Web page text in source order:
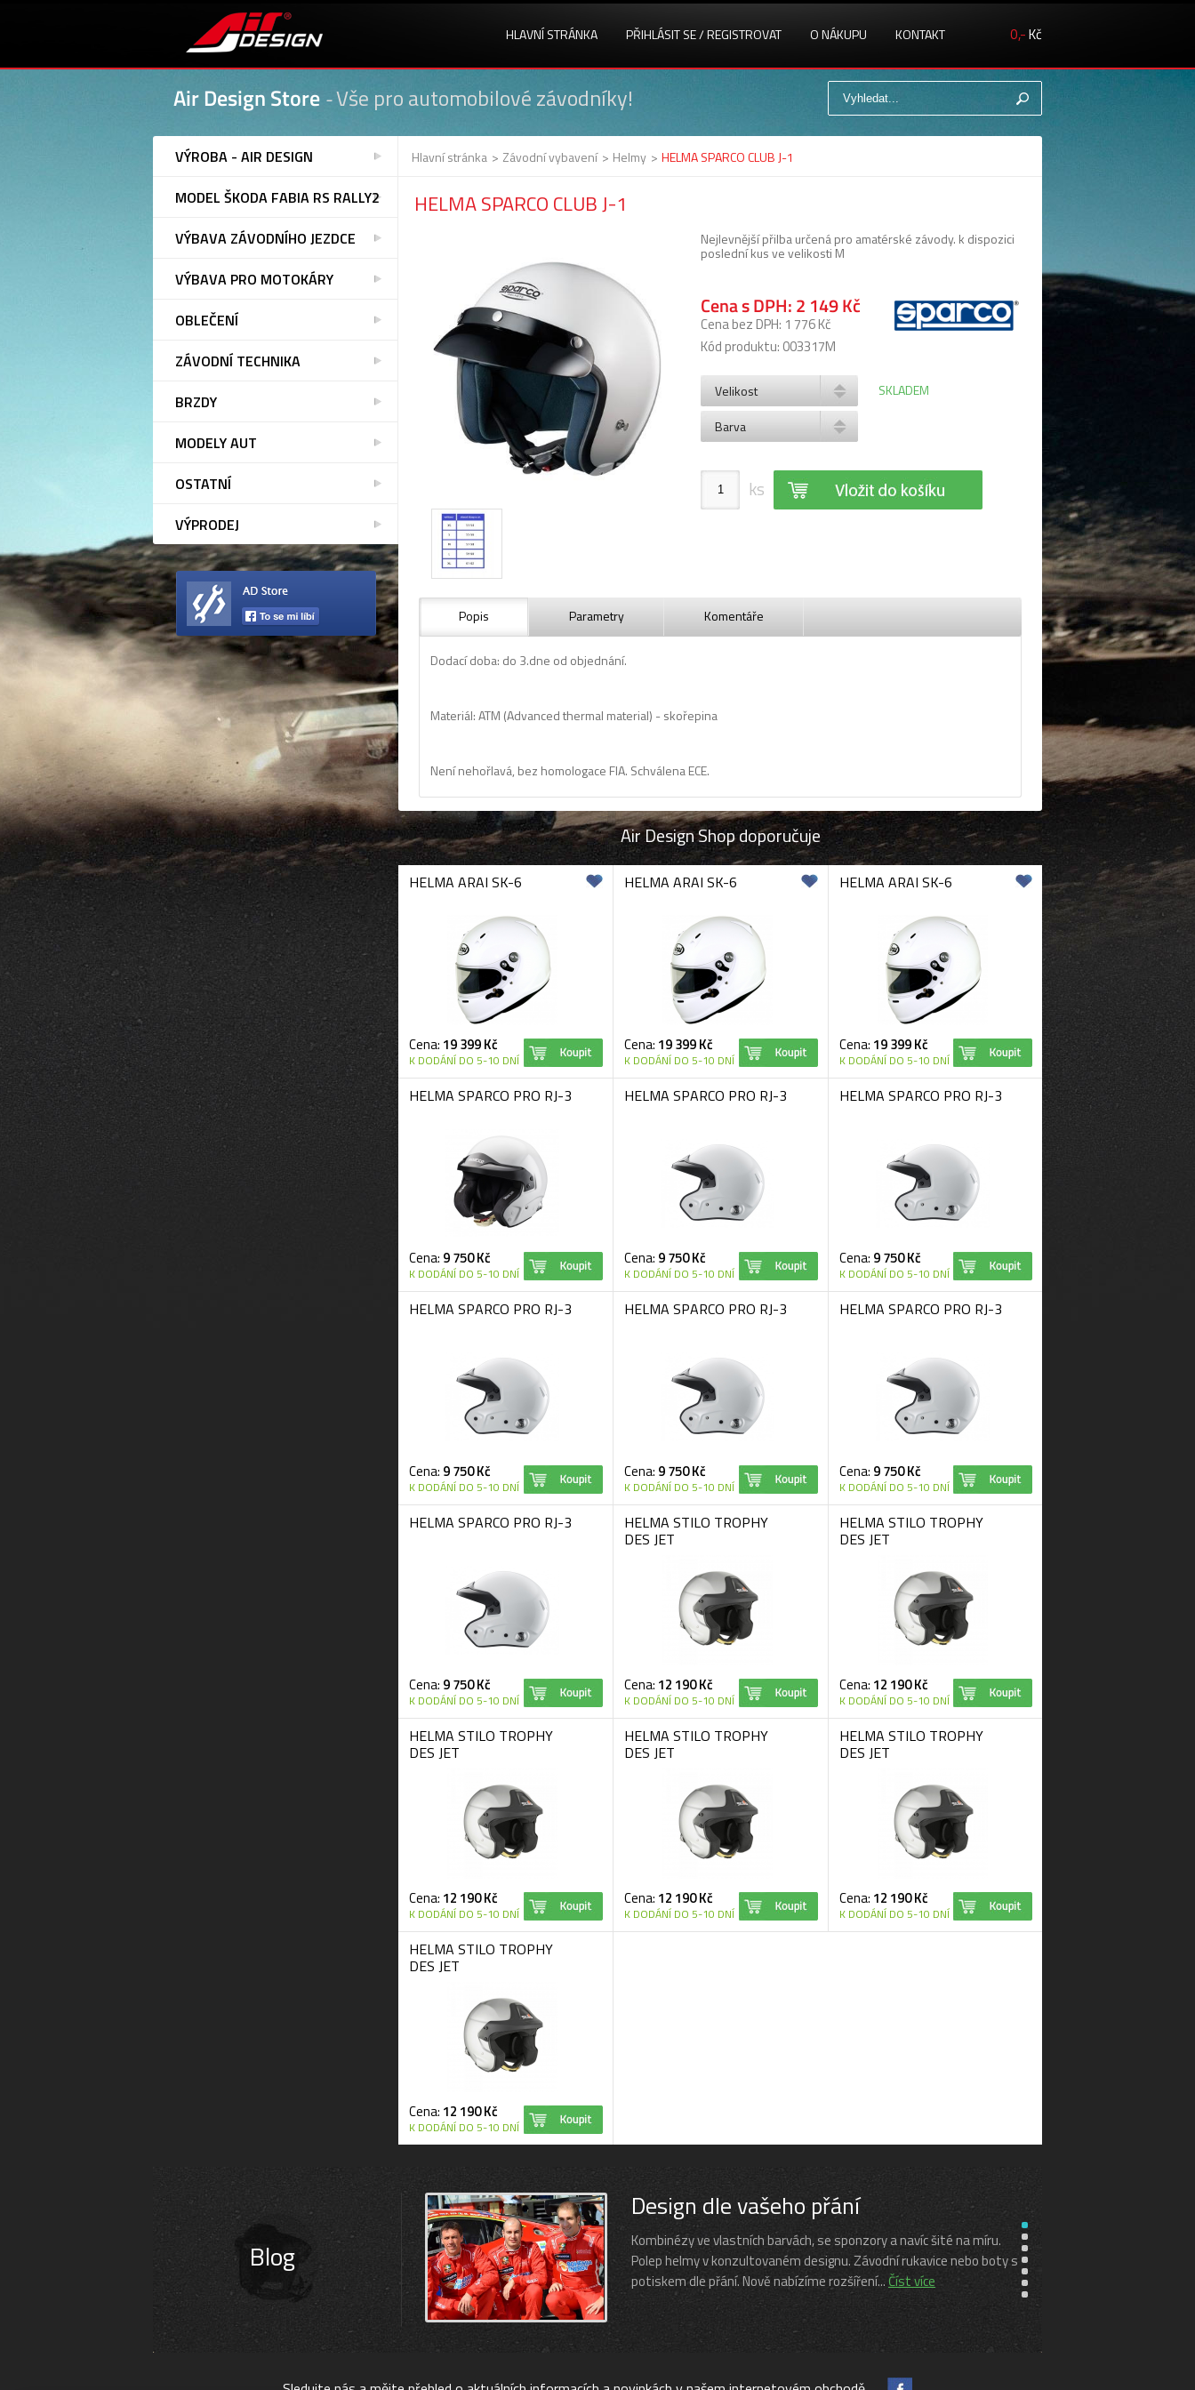
HLAVNÍ STRÁNKA PŘIHLÁSIT SE/REGISTROVAT O NÁKUPU KONTAKT 0,-Kč
Air Design Store-Vše pro automobilové závodníky!
Hlavní stránka > Závodní vybavení > Helmy > HELMA SPARCO CLUB J-1
HELMA SPARCO CLUB J-1
Nejlevnější přilba určená pro amatérské závody. k dispozici
poslední kus ve velikosti M
Cena s DPH:2 149 Kč
Cena bez DPH: 1 776 Kč
Kód produktu: 003317M
Velikost
Barva
SKLADEM
ks
Popis Parametry Komentáře
Dodací doba: do 3.dne od objednání.
Materiál: ATM (Advanced thermal material) - skořepina
Není nehořlavá, bez homologace FIA. Schválena ECE.
Air Design Shop doporučuje
HELMA ARAI SK-6
Cena: 19 399 Kč
K DODÁNÍ DO 5-10 DNÍ
HELMA ARAI SK-6
Cena: 19 399 Kč
K DODÁNÍ DO 5-10 DNÍ
HELMA ARAI SK-6
Cena: 19 399 Kč
K DODÁNÍ DO 5-10 DNÍ
HELMA SPARCO PRO RJ-3
Cena: 9 750 Kč
K DODÁNÍ DO 5-10 DNÍ
HELMA SPARCO PRO RJ-3
Cena: 9 750 Kč
K DODÁNÍ DO 5-10 DNÍ
HELMA SPARCO PRO RJ-3
Cena: 9 750 Kč
K DODÁNÍ DO 5-10 DNÍ
HELMA SPARCO PRO RJ-3
Cena: 9 750 Kč
K DODÁNÍ DO 5-10 DNÍ
HELMA SPARCO PRO RJ-3
Cena: 9 750 Kč
K DODÁNÍ DO 5-10 DNÍ
HELMA SPARCO PRO RJ-3
Cena: 9 750 Kč
K DODÁNÍ DO 5-10 DNÍ
HELMA SPARCO PRO RJ-3
Cena: 9 750 Kč
K DODÁNÍ DO 5-10 DNÍ
HELMA STILO TROPHY
DES JET
Cena: 12 190 Kč
K DODÁNÍ DO 5-10 DNÍ
HELMA STILO TROPHY
DES JET
Cena: 12 190 Kč
K DODÁNÍ DO 5-10 DNÍ
HELMA STILO TROPHY
DES JET
Cena: 12 190 Kč
K DODÁNÍ DO 5-10 DNÍ
HELMA STILO TROPHY
DES JET
Cena: 12 190 Kč
K DODÁNÍ DO 5-10 DNÍ
HELMA STILO TROPHY
DES JET
Cena: 12 190 Kč
K DODÁNÍ DO 5-10 DNÍ
HELMA STILO TROPHY
DES JET
Cena: 12 190 Kč
K DODÁNÍ DO 5-10 DNÍ
VÝROBA - AIR DESIGN
MODEL ŠKODA FABIA RS RALLY2
VÝBAVA ZÁVODNÍHO JEZDCE
VÝBAVA PRO MOTOKÁRY
OBLEČENÍ
ZÁVODNÍ TECHNIKA
BRZDY
MODELY AUT
OSTATNÍ
VÝPRODEJ
Blog
Design dle vašeho přání
Kombinézy ve vlastních barvách, se sponzory a navíc šité na míru.
Polep helmy v konzultovaném designu. Závodní rukavice nebo boty s
potiskem dle přání. Nově nabízíme rozšíření... Číst více